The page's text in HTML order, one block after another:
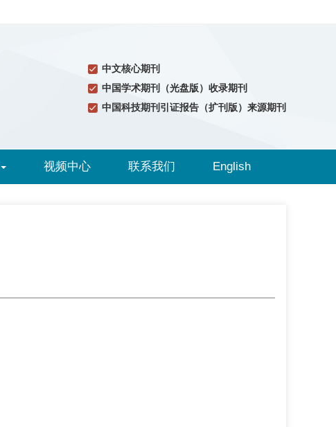
中文核心期刊
中国学术期刊（光盘版）收录期刊
中国科技期刊引证报告（扩刊版）来源期刊
视频中心 联系我们 English